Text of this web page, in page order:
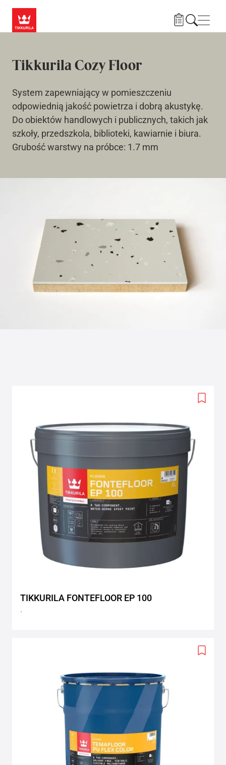
Tikkurila Cozy Floor
System zapewniający w pomieszczeniu
odpowiednią jakość powietrza i dobrą akustykę.
Do obiektów handlowych i publicznych, takich jak
szkoły, przedszkola, biblioteki, kawiarnie i biura.
Grubość warstwy na próbce: 1.7 mm
Add
TIKKURILA FONTEFLOOR EP 100
.
Add